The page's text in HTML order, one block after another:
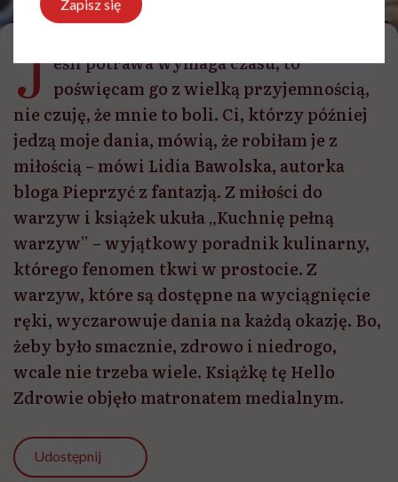
zdrowo
J eśli potrawa wymaga czasu, to
poświęcam go z wielką przyjemnością,
nie czuję, że mnie to boli. Ci, którzy później
jedzą moje dania, mówią, że robiłam je z
miłością – mówi Lidia Bawolska, autorka
bloga Pieprzyć z fantazją. Z miłości do
warzyw i książek ukuła „Kuchnię pełną
warzyw” – wyjątkowy poradnik kulinarny,
którego fenomen tkwi w prostocie. Z
warzyw, które są dostępne na wyciągnięcie
ręki, wyczarowuje dania na każdą okazję. Bo,
żeby było smacznie, zdrowo i niedrogo,
wcale nie trzeba wiele. Książkę tę Hello
Zdrowie objęło matronatem medialnym.
Udostępnij
Zapisz się